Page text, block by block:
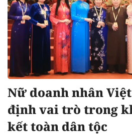
Nữ doanh nhân
định vai trò trong
kết toàn dân tộc